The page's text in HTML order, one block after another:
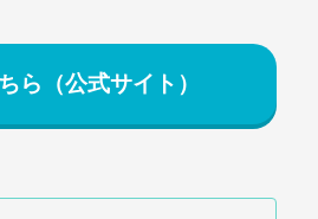
ら（公式サイト）